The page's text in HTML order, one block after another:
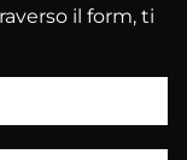
il form, ti